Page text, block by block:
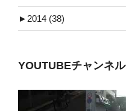
► 2014 (38)
YOUTUBEチャンネル